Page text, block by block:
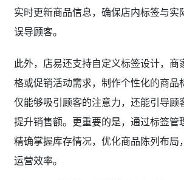
实时更新商品信息，确保店内标签与实
误导顾客。
此外，店易还支持自定义标签设计，商
格或促销活动需求，制作个性化的商品
仅能够吸引顾客的注意力，还能引导顾
提升销售额。更重要的是，通过标签管
精确掌握库存情况，优化商品陈列布局
运营效率。